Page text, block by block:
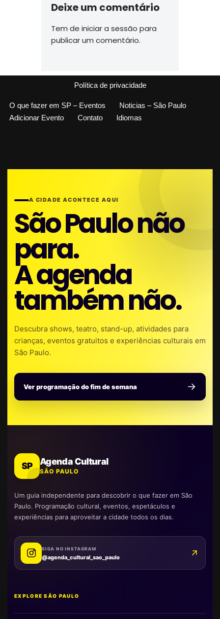
Deixe um comentário
Tem de iniciar a sessão para
publicar um comentário.
Política de privacidade
O que fazer em SP – Eventos
Noticias – São Paulo
Adicionar Evento
Contato Idiomas
A CIDADE ACONTECE AQUI
São Paulo não
para.
A agenda
também não.
Descubra shows, teatro, stand-up, atividades para
crianças, eventos gratuitos e experiências culturais em
São Paulo.
Ver programação do fim de semana
SP Agenda Cultural
SÃO PAULO
Um guia independente para descobrir o que fazer em São
Paulo. Programação cultural, eventos, espetáculos e
experiências para aproveitar a cidade todos os dias.
SIGA NO INSTAGRAM
@agenda_cultural_sao_paulo
EXPLORE SÃO PAULO